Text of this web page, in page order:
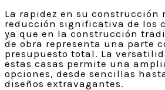
La rapidez en su construcción
reducción significativa de los
ya que en la construcción
de obra representa una parte
presupuesto total. La
estas casas permite una
opciones, desde sencillas
diseños extravagantes.